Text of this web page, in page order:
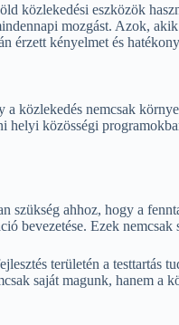
közlekedési eszközök
mozgást. Azok,
érzett kényelmet és
közlekedés nemcsak
közösségi
szükség ahhoz, hogy a
bevezetése. Ezek
területén a testtartás
saját magunk, hanem a